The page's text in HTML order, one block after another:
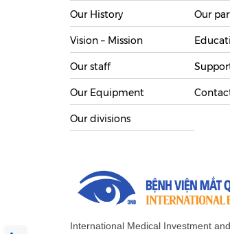
Our History
Vision – Mission
Our staff
Our Equipment
Our divisions
Our
International Medical Investment